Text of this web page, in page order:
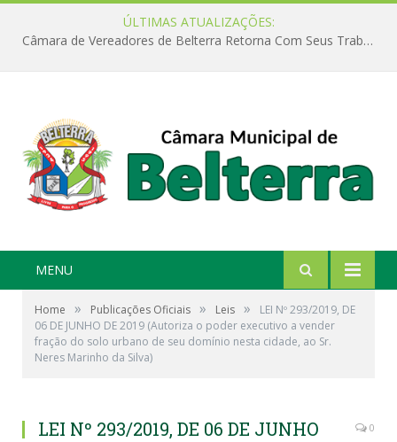
ÚLTIMAS ATUALIZAÇÕES:
Câmara de Vereadores de Belterra Retorna Com Seus Trabalhos Legislativos
MENU
Home » Publicações Oficiais » Leis »
LEI Nº 293/2019, DE
06 DE JUNHO DE 2019 (Autoriza o poder executivo a vender
fração do solo urbano de seu domínio nesta cidade, ao Sr.
Neres Marinho da Silva)
LEI Nº 293/2019, DE 06 DE JUNHO
0